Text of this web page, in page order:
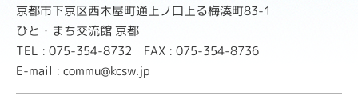
京都市下京区西木屋町通上ノ口上る梅湊町83-1
ひと・まち交流館 京都
TEL : 075-354-8732 FAX : 075-354-8736
E-mail : commu@kcsw.jp